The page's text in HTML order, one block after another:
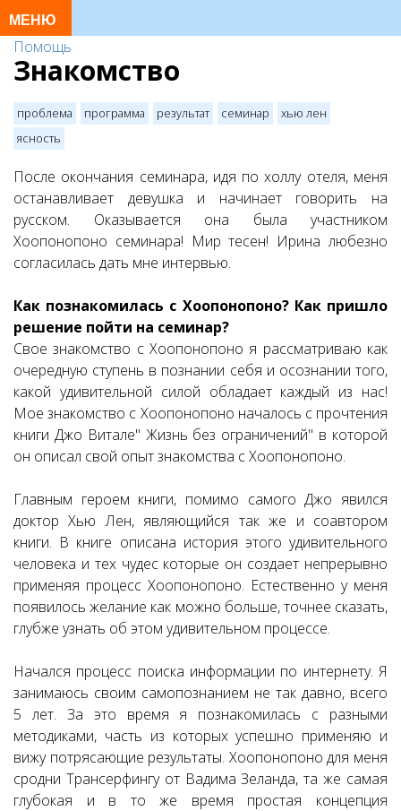
Помощь
Знакомство
проблема программа результат семинар
хью лен
ясность
После окончания семинара, идя по холлу отеля, меня
останавливает девушка и начинает говорить на
русском. Оказывается она была участником
Хоопонопоно семинара! Мир тесен! Ирина любезно
согласилась дать мне интервью.
Как познакомилась с Хоопонопоно? Как пришло
решение пойти на семинар?
Свое знакомство с Хоопонопоно я рассматриваю как
очередную ступень в познании себя и осознании того,
какой удивительной силой обладает каждый из нас!
Мое знакомство с Хоопонопоно началось с прочтения
книги Джо Витале" Жизнь без ограничений" в которой
он описал свой опыт знакомства с Хоопонопоно.
Главным героем книги, помимо самого Джо явился
доктор Хью Лен, являющийся так же и соавтором
книги. В книге описана история этого удивительного
человека и тех чудес которые он создает непрерывно
применяя процесс Хоопонопоно. Естественно у меня
появилось желание как можно больше, точнее сказать,
глубже узнать об этом удивительном процессе.
Начался процесс поиска информации по интернету. Я
занимаюсь своим самопознанием не так давно, всего
5 лет. За это время я познакомилась с разными
методиками, часть из которых успешно применяю и
вижу потрясающие результаты. Хоопонопоно для меня
сродни Трансерфингу от Вадима Зеланда, та же самая
глубокая и в то же время простая концепция